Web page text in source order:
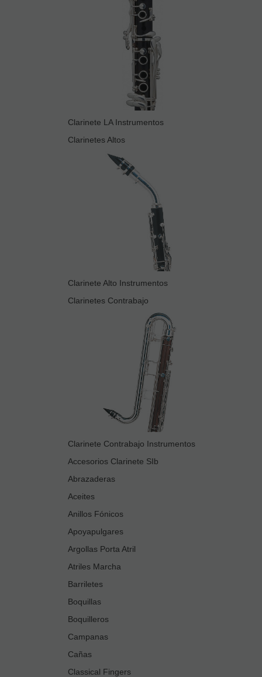
Clarinete LA Instrumentos
Clarinetes Altos
Clarinete Alto Instrumentos
Clarinetes Contrabajo
Clarinete Contrabajo Instrumentos
Accesorios Clarinete SIb
Abrazaderas
Aceites
Anillos Fónicos
Apoyapulgares
Argollas Porta Atril
Atriles Marcha
Barriletes
Boquillas
Boquilleros
Campanas
Cañas
Classical Fingers